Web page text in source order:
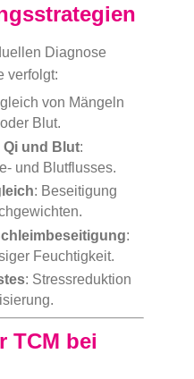
Diagnose
verfolgt:
von Mängeln
Blut.
Qi und Blut:
und Blutflusses.
: Beseitigung
:
Feuchtigkeit.
: Stressreduktion
TCM bei